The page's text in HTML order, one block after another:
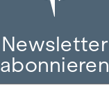
Newsletter
abonnieren